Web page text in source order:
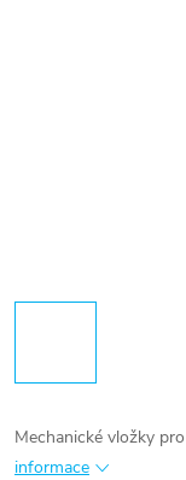
Mechanické vložky
informace